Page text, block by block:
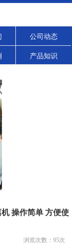
公司动态
产品知识
操作简单 方便使
浏览次数： 95次